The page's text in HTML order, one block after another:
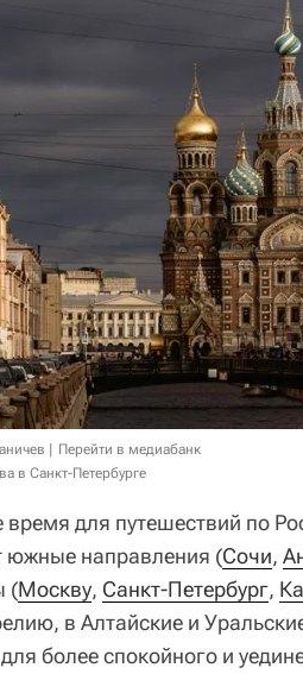
Перейти в медиабанк
в Санкт-Петербурге
для путешествий по
южные направления (Сочи,
(Москву, Санкт-Петербург,
в Алтайские и
более спокойного и